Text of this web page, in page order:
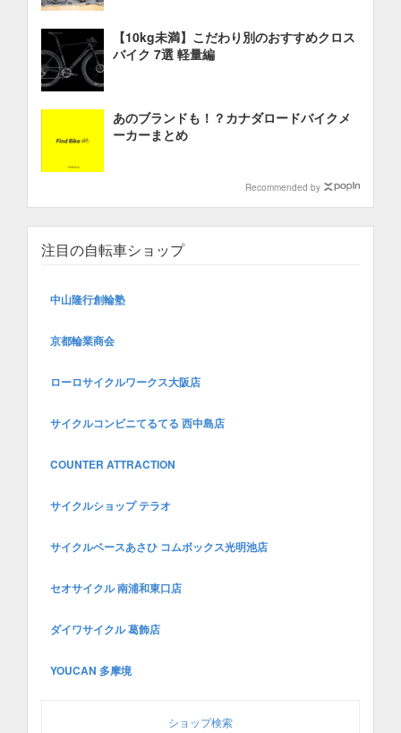
【10kg未満】こだわり別のおすすめクロス
バイク 7選 軽量編
あのブランドも！？カナダロードバイクメ
ーカーまとめ
Recommended by
注目の自転車ショップ
中山隆行創輪塾
京都輪業商会
ローロサイクルワークス大阪店
サイクルコンビニてるてる 西中島店
COUNTER ATTRACTION
サイクルショップ テラオ
サイクルベースあさひ コムボックス光明池店
セオサイクル 南浦和東口店
ダイワサイクル 葛飾店
YOUCAN 多摩境
ショップ検索